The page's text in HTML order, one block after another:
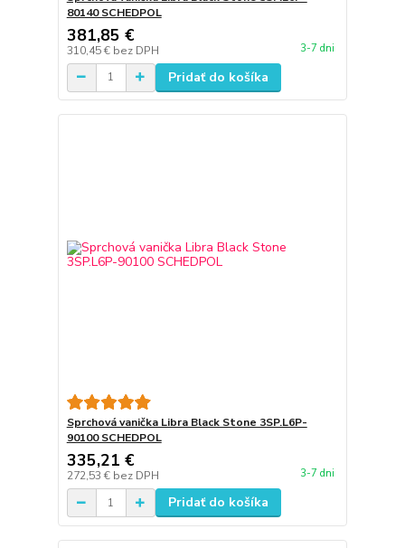
80140 SCHEDPOL
381,85 €
310,45 € bez DPH 3-7 dni
Pridať do košíka
Sprchová vanička Libra Black Stone 3SP.L6P-
90100 SCHEDPOL
335,21 €
272,53 € bez DPH 3-7 dni
Pridať do košíka